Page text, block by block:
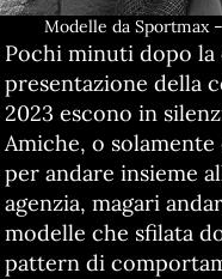
Modelle da Sportmax
Pochi minuti dopo
presentazione della
2023 escono in
Amiche, o
per andare insieme
agenzia, magari
modelle che sfilata
pattern di